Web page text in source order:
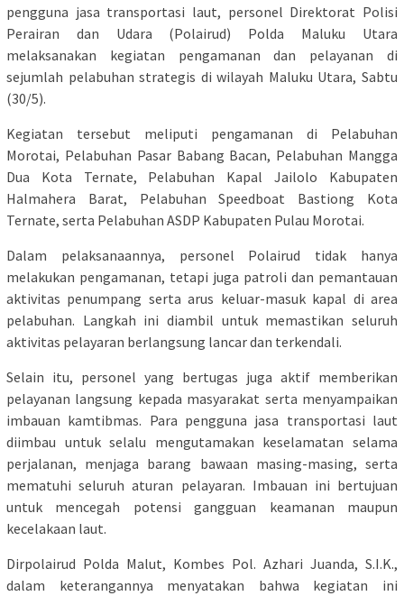
pengguna jasa transportasi laut, personel Direktorat Polisi
Perairan dan Udara (Polairud) Polda Maluku Utara
melaksanakan kegiatan pengamanan dan pelayanan di
sejumlah pelabuhan strategis di wilayah Maluku Utara, Sabtu
(30/5).
Kegiatan tersebut meliputi pengamanan di Pelabuhan
Morotai, Pelabuhan Pasar Babang Bacan, Pelabuhan Mangga
Dua Kota Ternate, Pelabuhan Kapal Jailolo Kabupaten
Halmahera Barat, Pelabuhan Speedboat Bastiong Kota
Ternate, serta Pelabuhan ASDP Kabupaten Pulau Morotai.
Dalam pelaksanaannya, personel Polairud tidak hanya
melakukan pengamanan, tetapi juga patroli dan pemantauan
aktivitas penumpang serta arus keluar-masuk kapal di area
pelabuhan. Langkah ini diambil untuk memastikan seluruh
aktivitas pelayaran berlangsung lancar dan terkendali.
Selain itu, personel yang bertugas juga aktif memberikan
pelayanan langsung kepada masyarakat serta menyampaikan
imbauan kamtibmas. Para pengguna jasa transportasi laut
diimbau untuk selalu mengutamakan keselamatan selama
perjalanan, menjaga barang bawaan masing-masing, serta
mematuhi seluruh aturan pelayaran. Imbauan ini bertujuan
untuk mencegah potensi gangguan keamanan maupun
kecelakaan laut.
Dirpolairud Polda Malut, Kombes Pol. Azhari Juanda, S.I.K.,
dalam keterangannya menyatakan bahwa kegiatan ini